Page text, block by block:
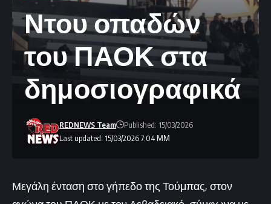
Ντου οπαδών
του ΠΑΟΚ στα
δημοσιογραφικά
Last updated: 15/03/2026 7:04 ΜΜ
REDNEWS Team Published: 15/03/2026
Μεγάλη ένταση στο γήπεδο της Τούμπας, στον